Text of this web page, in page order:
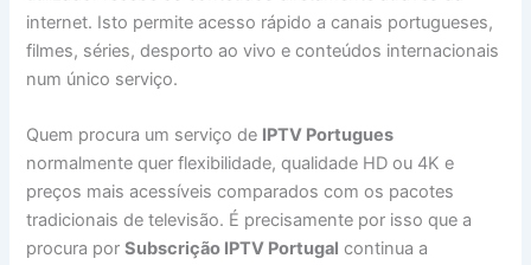
internet. Isto permite acesso rápido a canais portugueses,
filmes, séries, desporto ao vivo e conteúdos internacionais
num único serviço.
Quem procura um serviço de IPTV Portugues
normalmente quer flexibilidade, qualidade HD ou 4K e
preços mais acessíveis comparados com os pacotes
tradicionais de televisão. É precisamente por isso que a
procura porSubscrição IPTV Portugal continua a